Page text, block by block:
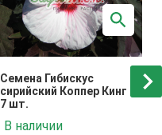
Семена Гибискус
сирийский Коппер Кинг
7 шт.
В наличии